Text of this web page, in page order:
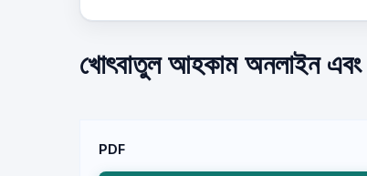
খোৎবাতুল আহকাম অনলাইন
PDF